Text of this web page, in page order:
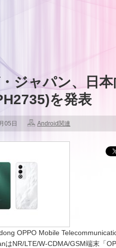
ジャパン、日
を発表
05日 Android関連
OPPO Mobile
はNR/LTE/W-CDMA/GSM端末「